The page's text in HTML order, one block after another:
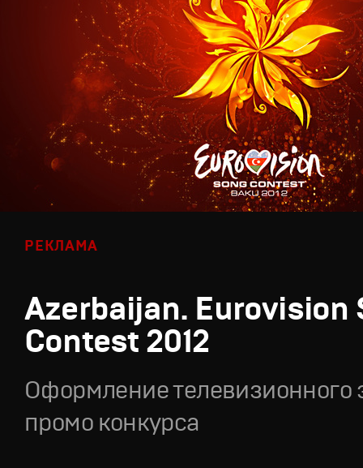
РЕКЛАМА
Azerbaijan. Eurovision
Contest 2012
Оформление телевизионного
промо конкурса